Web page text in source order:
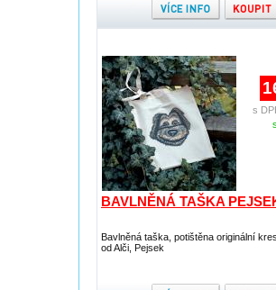
BAVLNĚNÁ TAŠKA
Bavlněná taška, potištěna originální
od Alči, Pejsek
s